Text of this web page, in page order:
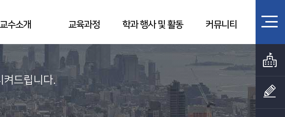
교수소개 교육과정 학과 행사 및 활동 커뮤니티
켜드립니다.​